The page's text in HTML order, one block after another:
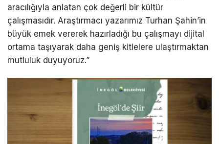
aracılığıyla anlatan çok değerli bir kültür
çalışmasıdır. Araştırmacı yazarımız Turhan Şahin’in
büyük emek vererek hazırladığı bu çalışmayı dijital
ortama taşıyarak daha geniş kitlelere ulaştırmaktan
mutluluk duyuyoruz.”